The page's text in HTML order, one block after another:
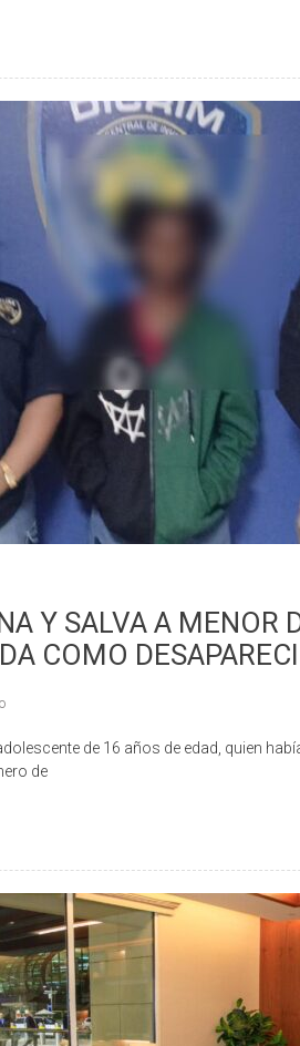
Y SALVA A MENOR
COMO
de 16 años de edad, quien
de